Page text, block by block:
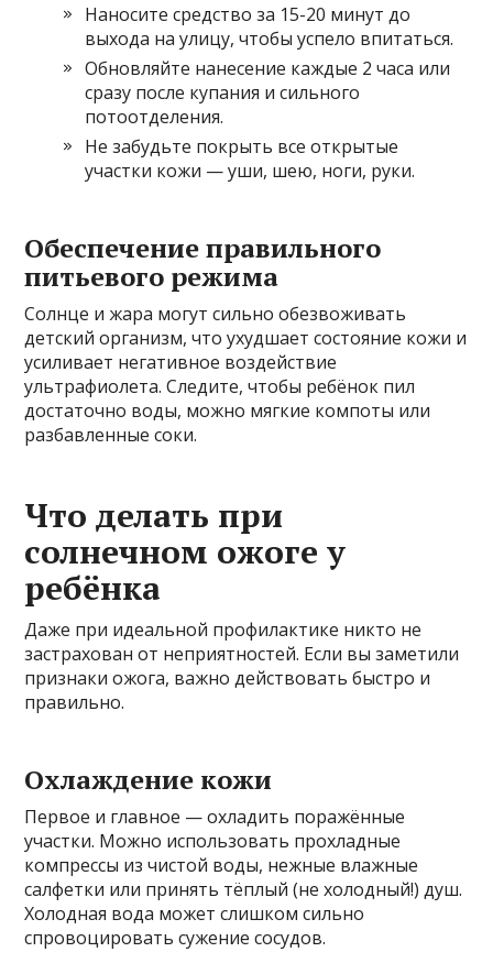
Наносите средство за 15-20 минут до
выхода на улицу, чтобы успело впитаться.
Обновляйте нанесение каждые 2 часа или
сразу после купания и сильного
потоотделения.
Не забудьте покрыть все открытые
участки кожи — уши, шею, ноги, руки.
Обеспечение правильного
питьевого режима
Солнце и жара могут сильно обезвоживать
детский организм, что ухудшает состояние кожи и
усиливает негативное воздействие
ультрафиолета. Следите, чтобы ребёнок пил
достаточно воды, можно мягкие компоты или
разбавленные соки.
Что делать при
солнечном ожоге у
ребёнка
Даже при идеальной профилактике никто не
застрахован от неприятностей. Если вы заметили
признаки ожога, важно действовать быстро и
правильно.
Охлаждение кожи
Первое и главное — охладить поражённые
участки. Можно использовать прохладные
компрессы из чистой воды, нежные влажные
салфетки или принять тёплый (не холодный!) душ.
Холодная вода может слишком сильно
спровоцировать сужение сосудов.